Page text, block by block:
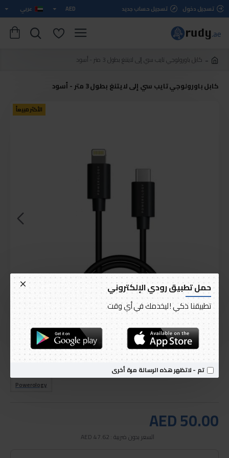
حمل تطبيق رودي الإلكتروني
تطبيقنا ذكي ! ليخدمك في أي وقت
تم - لاتظهر هذه الرسالة مرة أخرى
تسجيل دخول تسجيل حساب جديد AED عربي
كابل باورولوجي تايب سي إلى لايتنغ بطول 3 متر - أسود
كابل باورولوجي تايب سي إلى لايتنغ بطول 3 متر - أسود
الأكثر مبيعاً
التوصيل خلال 1 إلى 3 أيام
AED 50.00
السعر بدون ضريبة : AED 47.62
متوفر
الموديل: Powerology USB-C to Lightning Cable 3M - Black
الرمز العالمي للمنتج:P3BCLBK
Powerology